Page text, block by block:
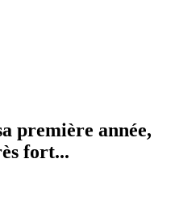
première année,
fort...